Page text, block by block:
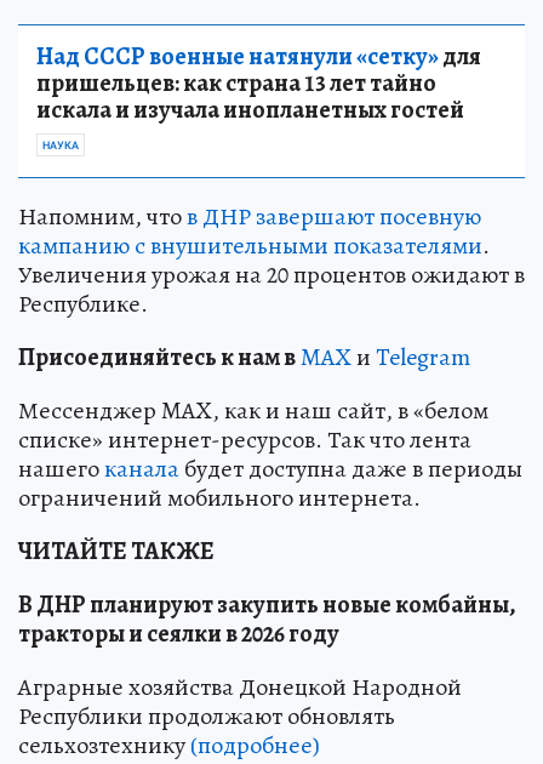
Над СССР военные натянули «сетку»для
пришельцев: как страна 13 лет тайно
искала и изучала инопланетных гостей
НАУКА
Напомним, чтов ДНР завершают посевную
кампанию с внушительными показателями.
Увеличения урожая на 20 процентов ожидают в
Республике.
Присоединяйтесь к нам вMAXиTelegram
Мессенджер MAX, как и наш сайт, в «белом
списке» интернет-ресурсов. Так что лента
нашегоканалабудет доступна даже в периоды
ограничений мобильного интернета.
ЧИТАЙТЕ ТАКЖЕ
В ДНР планируют закупить новые комбайны,
тракторы и сеялки в 2026 году
Аграрные хозяйства Донецкой Народной
Республики продолжают обновлять
сельхозтехнику(подробнее)